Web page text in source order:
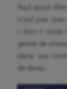
faut aussi
n’est pas
« bon il
genre de
dans ses
de beau.